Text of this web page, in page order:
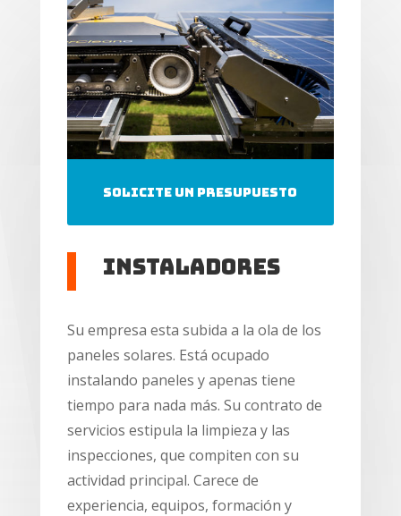
solicite un presupuesto
instaladores
Su empresa esta subida a la ola de los
paneles solares. Está ocupado
instalando paneles y apenas tiene
tiempo para nada más. Su contrato de
servicios estipula la limpieza y las
inspecciones, que compiten con su
actividad principal. Carece de
experiencia, equipos, formación y